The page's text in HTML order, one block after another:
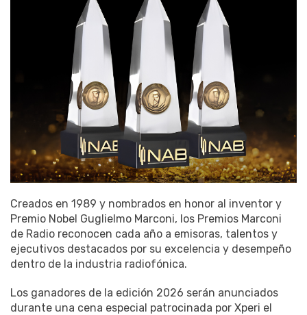
Creados en 1989 y nombrados en honor al inventor y
Premio Nobel Guglielmo Marconi, los Premios Marconi
de Radio reconocen cada año a emisoras, talentos y
ejecutivos destacados por su excelencia y desempeño
dentro de la industria radiofónica.
Los ganadores de la edición 2026 serán anunciados
durante una cena especial patrocinada por Xperi el